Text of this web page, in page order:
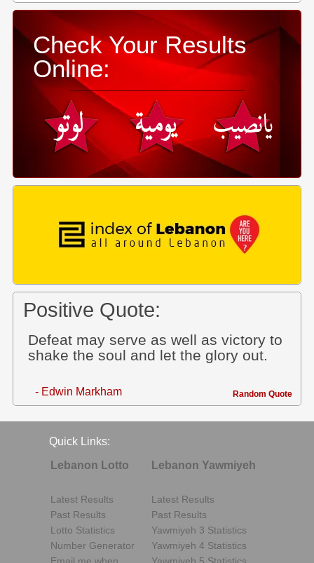
Check Your Results
Online:
Positive Quote:
Defeat may serve as well as victory to
shake the soul and let the glory out.
- Edwin Markham Random Quote
Quick Links:
Lebanon Lotto
Latest Results
Past Results
Lotto Statistics
Number Generator
Lebanon Yawmiyeh
Latest Results
Past Results
Yawmiyeh 3 Statistics
Yawmiyeh 4 Statistics